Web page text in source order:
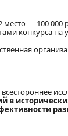
— 100 000
конкурса на
в